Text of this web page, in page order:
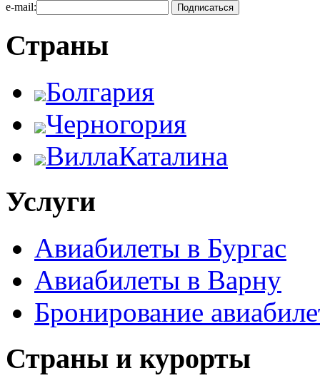
e-mail:
Страны
Болгария
Черногория
ВиллаКаталина
Услуги
Авиабилеты в Бургас
Авиабилеты в Варну
Бронирование
Страны и курорты